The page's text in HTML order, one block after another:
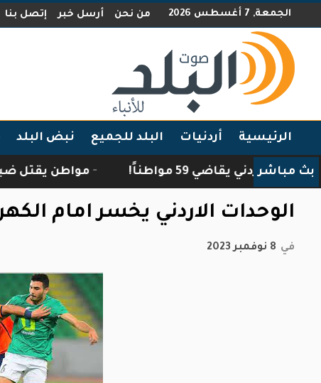
الجمعة, 7 أغسطس 2026 من نحن أرسل خبر إتصل بنا
الرئيسية أردنيات البلد للجميع نبض البلد
بث مباشر
يقاضي 59 مواطناً! مواطن يقتل ضبعًا
الوحدات الاردني يخسر امام
في 8 نوفمبر 2023